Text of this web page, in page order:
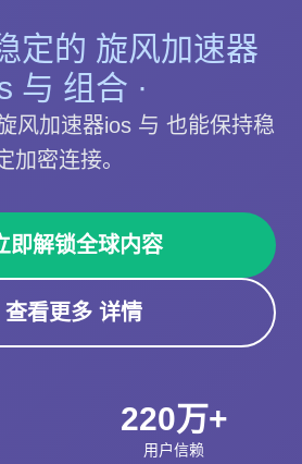
定的 旋风加速器
与 组合 ·
风加速器ios 与 也能保持稳
加密连接。
即解锁全球内容
查看更多 详情
220万+
用户信赖